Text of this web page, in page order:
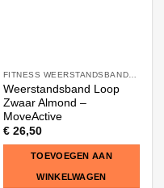
Weerstandsband Loop
Zwaar Almond –
MoveActive
€26,50
TOEVOEGEN AAN
WINKELWAGEN